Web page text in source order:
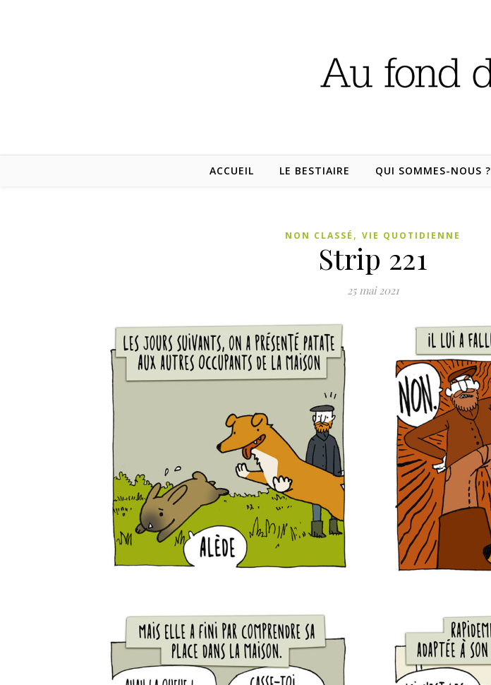
ACCUEIL LE BESTIAIRE QUI SOMMES-NOUS ?
NON CLASSÉ , VIE QUOTIDIENNE
Strip 221
25 mai 2021